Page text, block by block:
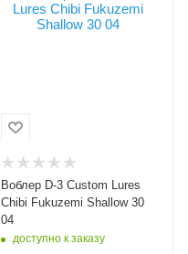
04
кренк
30
Вес приманки, гр
2.9
Плавучесть
Воблер D-3 Custom Lures
Chibi Fukuzemi Shallow 30
04
доступно к заказу